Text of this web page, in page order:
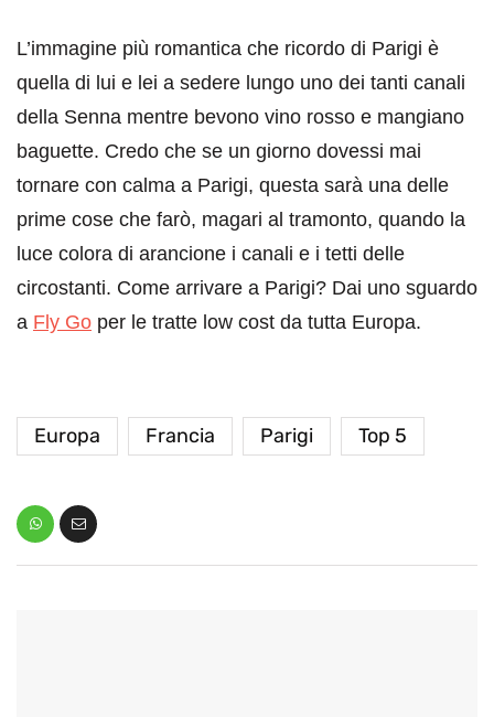
L’immagine più romantica che ricordo di Parigi è
quella di lui e lei a sedere lungo uno dei tanti canali
della Senna mentre bevono vino rosso e mangiano
baguette. Credo che se un giorno dovessi mai
tornare con calma a Parigi, questa sarà una delle
prime cose che farò, magari al tramonto, quando la
luce colora di arancione i canali e i tetti delle
circostanti. Come arrivare a Parigi? Dai uno sguardo
a Fly Go per le tratte low cost da tutta Europa.
Europa Francia Parigi Top 5